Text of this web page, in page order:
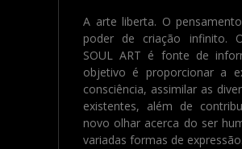
A arte liberta. O
poder de criação infinito.
SOUL ART é fonte de
objetivo é proporcionar a
consciência, assimilar as
existentes, além de
novo olhar acerca do ser
variadas formas de expressão.